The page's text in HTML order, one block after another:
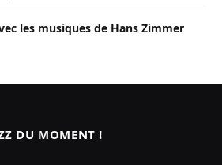
les musiques de Hans Zimmer
DU MOMENT !